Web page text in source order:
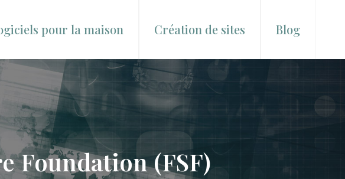
pour la maison Création de sites Blog
Foundation (FSF)